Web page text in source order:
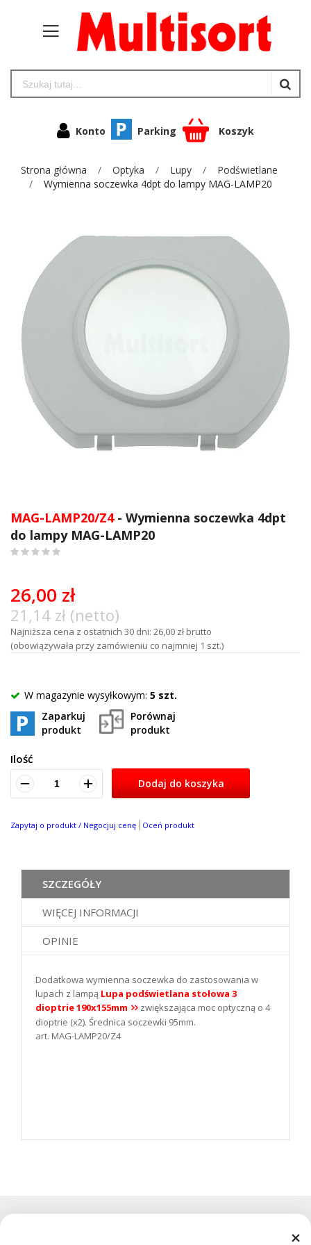
Konto Parking Koszyk
Strona główna Optyka Lupy
Podświetlane
Wymienna soczewka 4dpt do lampy MAG-LAMP20
na
początek
galerii
MAG-LAMP20/Z4- Wymienna soczewka 4dpt
do lampy MAG-LAMP20
100
26,00 zł
21,14 zł (netto)
Najniższa cena z ostatnich 30 dni: 26,00 zł brutto
(obowiązywała przy zamówieniu co najmniej 1 szt.)
W magazynie wysyłkowym: 5 szt.
Zaparkuj
produkt
Porównaj
produkt
Ilość
Dodaj do koszyka
Zapytaj o produkt / Negocjuj cenę Oceń produkt
SZCZEGÓŁY
WIĘCEJ INFORMACJI
OPINIE
Dodatkowa wymienna soczewka do zastosowania w
lupach z lampą Lupa podświetlana stołowa 3
dioptrie 190x155mm
zwiększająca moc optyczną o 4
dioptrie (x2). Średnica soczewki 95mm.
art. MAG-LAMP20/Z4